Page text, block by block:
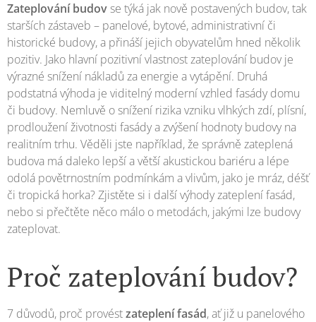
Zateplování budov se týká jak nově postavených budov, tak
starších zástaveb – panelové, bytové, administrativní či
historické budovy, a přináší jejich obyvatelům hned několik
pozitiv. Jako hlavní pozitivní vlastnost zateplování budov je
výrazné snížení nákladů za energie a vytápění. Druhá
podstatná výhoda je viditelný moderní vzhled fasády domu
či budovy. Nemluvě o snížení rizika vzniku vlhkých zdí, plísní,
prodloužení životnosti fasády a zvýšení hodnoty budovy na
realitním trhu. Věděli jste například, že správně zateplená
budova má daleko lepší a větší akustickou bariéru a lépe
odolá povětrnostním podmínkám a vlivům, jako je mráz, déšť
či tropická horka? Zjistěte si i další výhody zateplení fasád,
nebo si přečtěte něco málo o metodách, jakými lze budovy
zateplovat.
Proč zateplování budov?
7 důvodů, proč provéstzateplení fasád, ať již u panelového